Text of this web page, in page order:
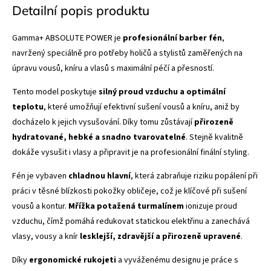
Detailní popis produktu
Gamma+ ABSOLUTE POWER je profesionální barber fén,
navržený speciálně pro potřeby holičů a stylistů zaměřených na
úpravu vousů, kníru a vlasů s maximální péčí a přesností.
Tento model poskytuje silný proud vzduchu a optimální
teplotu, které umožňují efektivní sušení vousů a kníru, aniž by
docházelo k jejich vysušování. Díky tomu zůstávajípřirozeně
hydratované, hebké a snadno tvarovatelné. Stejně kvalitně
dokáže vysušit i vlasy a připravit je na profesionální finální styling.
Fén je vybaven chladnou hlavní, která zabraňuje riziku popálení při
práci v těsné blízkosti pokožky obličeje, což je klíčové při sušení
vousů a kontur. Mřížka potažená turmalínemionizuje proud
vzduchu, čímž pomáhá redukovat statickou elektřinu a zanechává
vlasy, vousy a knír lesklejší, zdravější a přirozeně upravené.
Díky ergonomické rukojeti a vyváženému designu je práce s